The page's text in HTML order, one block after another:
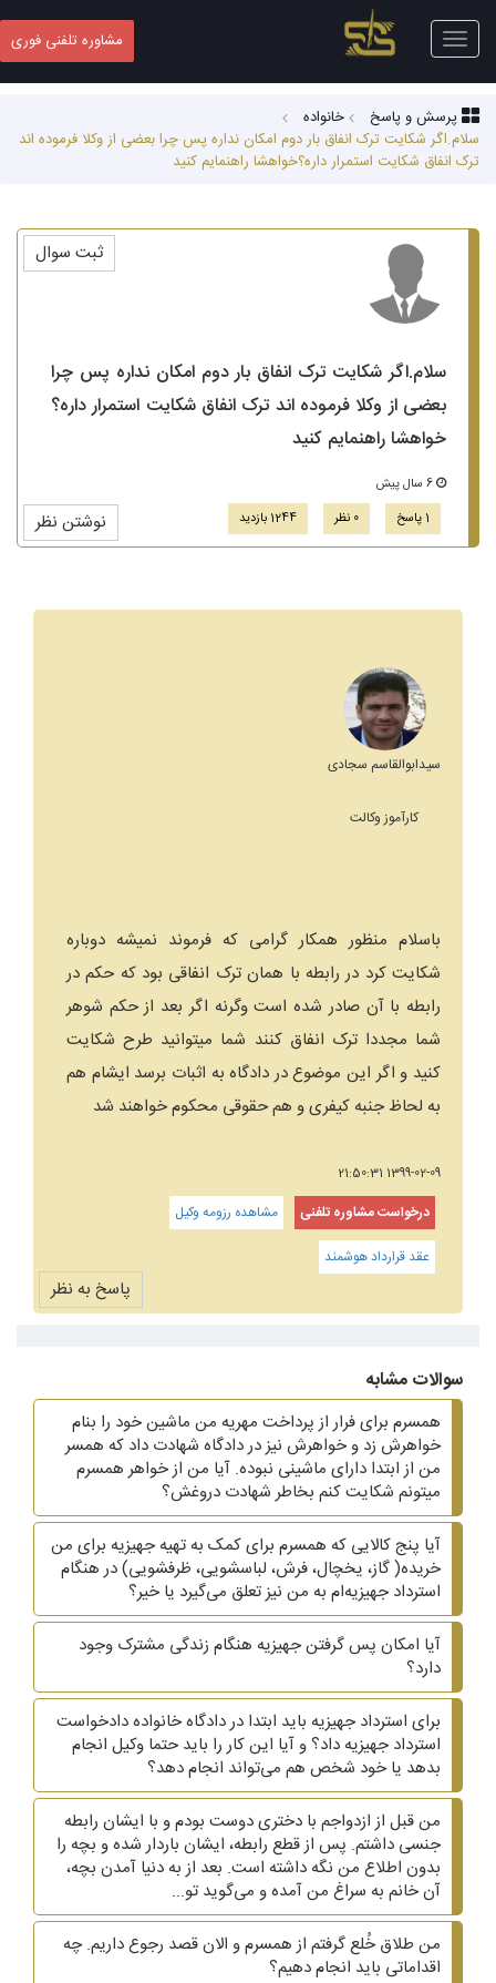
Toggle
navigation
مشاوره تلفنی فوری
پرسش و پاسخ
خانواده
سلام.اگر شکایت ترک انفاق بار دوم امکان نداره پس چرا بعضی از وکلا فرموده اند
ترک انفاق شکایت استمرار داره؟خواهشا راهنمایم کنید
سلام.اگر شکایت ترک انفاق بار دوم امکان نداره پس چرا
بعضی از وکلا فرموده اند ترک انفاق شکایت استمرار داره؟
خواهشا راهنمایم کنید
1 پاسخ
0 نظر 1244 بازدید نوشتن نظر
ثبت سوال
سیدابوالقاسم سجادی
کارآموز وکالت
باسلام منظور همکار گرامی که فرموند نمیشه دوباره
شکایت کرد در رابطه با همان ترک انفاقی بود که حکم در
رابطه با آن صادر شده است وگرنه اگر بعد از حکم شوهر
شما مجددا ترک انفاق کنند شما میتوانید طرح شکایت
کنید و اگر این موضوع در دادگاه به اثبات برسد ایشام هم
به لحاظ جنبه کیفری و هم حقوقی محکوم خواهند شد
1399-02-09 21:50:31
درخواست مشاوره تلفنی
مشاهده رزومه وکیل
عقد قرارداد هوشمند
پاسخ به نظر
سوالات مشابه
همسرم برای فرار از پرداخت مهریه من ماشین خود را بنام
خواهرش زد و خواهرش نیز در دادگاه شهادت داد که همسر
من از ابتدا دارای ماشینی نبوده. آیا من از خواهر همسرم
میتونم شکایت کنم بخاطر شهادت دروغش؟
آیا پنج کالایی که همسرم برای کمک به تهیه جهیزیه برای من
خریده( گاز، یخچال، فرش، لباسشویی، ظرفشویی)‌ در هنگام
استرداد جهیزیه‌ام به من نیز تعلق می‌گیرد یا خیر؟
آیا امکان پس گرفتن جهیزیه هنگام زندگی مشترک وجود
دارد؟
برای استرداد جهیزیه باید ابتدا در دادگاه خانواده دادخواست
استرداد جهیزیه داد؟ و آیا این کار را باید حتما وکیل انجام
بدهد یا خود شخص هم می‌تواند انجام دهد؟
من قبل از ازدواجم با دختری دوست بودم و با ایشان رابطه
جنسی داشتم. پس از قطع رابطه، ایشان باردار شده و بچه را
بدون اطلاع من نگه داشته است. بعد از به دنیا آمدن بچه،
آن خانم به سراغ من آمده و می‌گوید تو...
من طلاق خُلع گرفتم از همسرم و الان قصد رجوع داریم. چه
اقداماتی باید انجام دهیم؟